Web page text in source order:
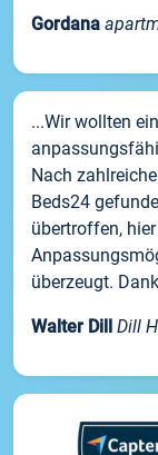
Gordana
...Wir wollten
Nach
Beds24
übertroffen,
überzeugt.
Walter Dill Dill